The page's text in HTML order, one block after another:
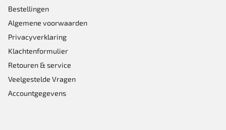
Bestellingen
Algemene voorwaarden
Privacyverklaring
Klachtenformulier
Retouren & service
Veelgestelde Vragen
Accountgegevens